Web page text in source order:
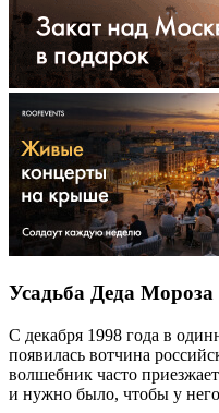
Усадьба Деда
С декабря 1998 года в
появилась вотчина
волшебник часто
и нужно было, чтобы у